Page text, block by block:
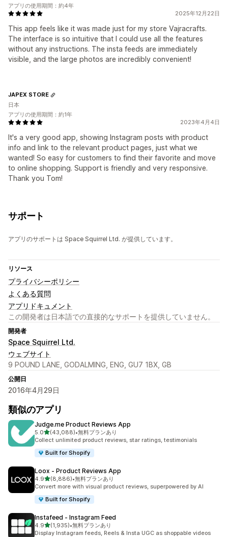
2025年12月22日
This app feels like it was made just for my store Vajracrafts.
The interface is so intuitive that I could use all the features
without any instructions. The insta feeds are immediately
visible, and the large photos are incredibly convenient!
アプリの使用期間：約4年
2023年4月4日
It's a very good app, showing Instagram posts with product
info and link to the relevant product pages, just what we
wanted! So easy for customers to find their favorite and move
to online shopping. Support is friendly and very responsive.
Thank you Tom!
JAPEX STORE
日本
アプリの使用期間：約1年
サポート
アプリのサポートは Space Squirrel Ltd. が提供しています。
リソース
プライバシーポリシー
よくある質問
アプリドキュメント
この開発者は日本語での直接的なサポートを提供していません。
開発者
Space Squirrel Ltd.
ウェブサイト
9 POUND LANE, GODALMING, ENG, GU7 1BX, GB
公開日
2016年4月29日
類似のアプリ
Judge.me Product Reviews App
5.05つ星中
(43,088)
合計レビュー数：43088件
•無料プランあり
Collect unlimited product reviews, star ratings, testimonials
Built for Shopify
Loox ‑ Product Reviews App
4.95つ星中
(8,886)
合計レビュー数：8886件
•無料プランあり
Convert more with visual product reviews, superpowered by AI
Built for Shopify
Instafeed ‑ Instagram Feed
4.95つ星中
(1,935)
合計レビュー数：1935件
•無料プランあり
Display Instagram feeds, Reels & Insta UGC as shoppable videos